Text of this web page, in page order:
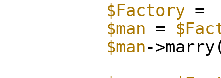
$Factory
$man =
$man-